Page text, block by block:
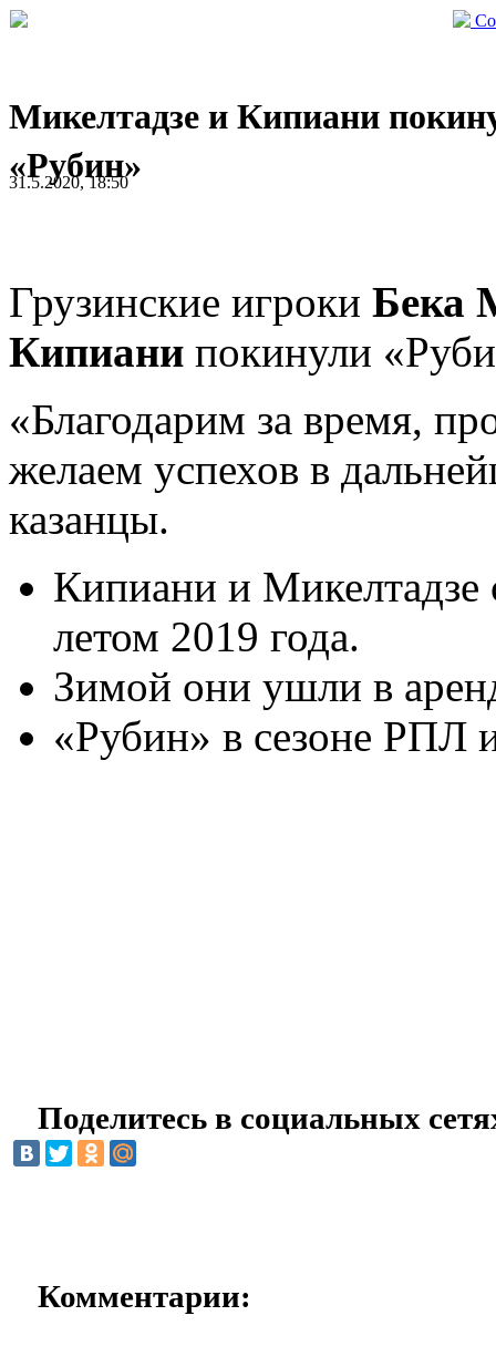
Микелтадзе и Кипиани
«Рубин»
31.5.2020, 18:50
Грузинские игроки Бека
Кипиани покинули
«Благодарим за время,
желаем успехов в
казанцы.
Кипиани и Микелтадзе
летом 2019 года.
Зимой они ушли в
«Рубин» в сезоне РПЛ
Поделитесь в социальных
Комментарии: